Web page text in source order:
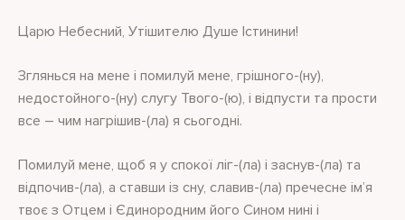
Царю Небесний, Утішителю Душе Істинини!
Зглянься на мене і помилуй мене, грішного-(ну),
недостойного-(ну) слугу Твого-(ю), і відпусти та прости
все – чим нагрішив-(ла) я сьогодні.
Помилуй мене, щоб я у спокої ліг-(ла) і заснув-(ла) та
відпочив-(ла), а ставши із сну, славив-(ла) пречесне ім’я
твоє з Отцем і Єдинородним його Сином нині і